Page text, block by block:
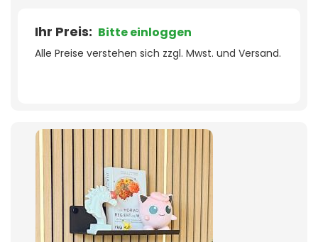
Ihr Preis: Bitte einloggen
Alle Preise verstehen sich zzgl. Mwst. und Versand.